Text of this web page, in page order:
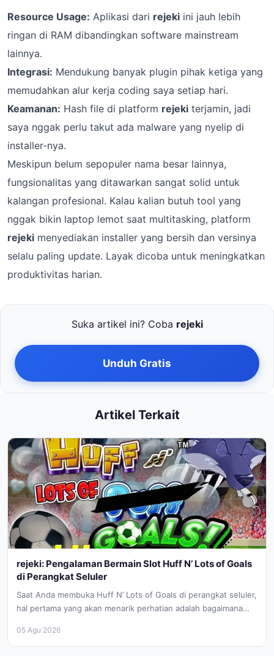
Resource Usage: Aplikasi dari rejeki ini jauh lebih
ringan di RAM dibandingkan software mainstream
lainnya.
Integrasi: Mendukung banyak plugin pihak ketiga yang
memudahkan alur kerja coding saya setiap hari.
Keamanan: Hash file di platform rejeki terjamin, jadi
saya nggak perlu takut ada malware yang nyelip di
installer-nya.
Meskipun belum sepopuler nama besar lainnya,
fungsionalitas yang ditawarkan sangat solid untuk
kalangan profesional. Kalau kalian butuh tool yang
nggak bikin laptop lemot saat multitasking, platform
rejeki menyediakan installer yang bersih dan versinya
selalu paling update. Layak dicoba untuk meningkatkan
produktivitas harian.
Suka artikel ini? Coba rejeki
Unduh Gratis
Artikel Terkait
rejeki: Pengalaman Bermain Slot Huff N’ Lots of Goals
di Perangkat Seluler
Saat Anda membuka Huff N’ Lots of Goals di perangkat seluler,
hal pertama yang akan menarik perhatian adalah bagaimana
05 Agu 2026